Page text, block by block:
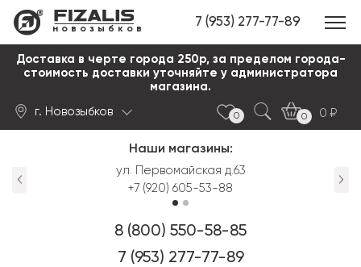
новозыбков 7 (953) 277-77-89
Доставка в черте города 250р, за пределом города-
стоимость доставки уточняйте у администратора
магазина.
г. Новозыбков 0 0
0
Наши магазины:
пл. Октябрьской
8 (800) 550-58-85
7 (953) 277-77-89